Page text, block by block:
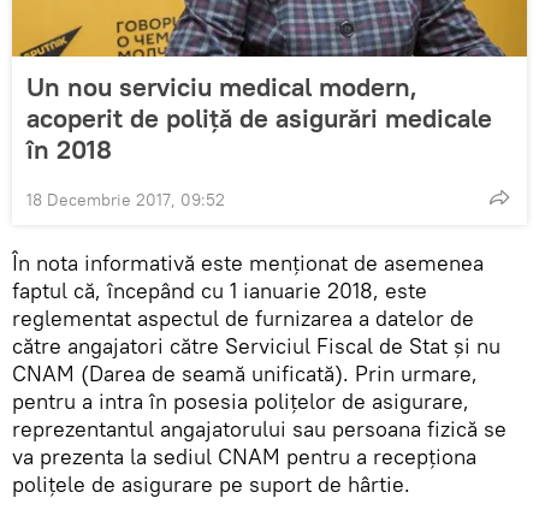
Un nou serviciu medical modern,
acoperit de poliță de asigurări medicale
în 2018
18 Decembrie 2017, 09:52
În nota informativă este menționat de asemenea
faptul că, începând cu 1 ianuarie 2018, este
reglementat aspectul de furnizarea a datelor de
către angajatori către Serviciul Fiscal de Stat și nu
CNAM (Darea de seamă unificată). Prin urmare,
pentru a intra în posesia polițelor de asigurare,
reprezentantul angajatorului sau persoana fizică se
va prezenta la sediul CNAM pentru a recepționa
polițele de asigurare pe suport de hârtie.